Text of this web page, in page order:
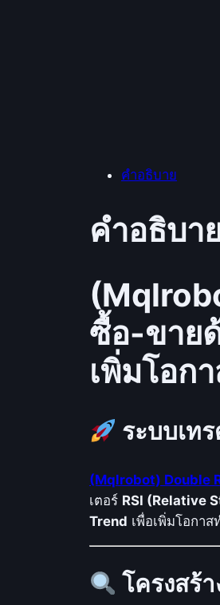
คำอธิบาย
คำอธิบา
ซื้อ-ขาย
เพิ่มโอก
ระบบเท
(Mqlrobot) Double
เตอร์ RSI (Relative
Trend เพื่อเพิ่มโอกาส
โครงสร้